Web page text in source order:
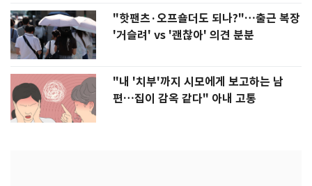
"핫팬츠·오프숄더도 되나?"…출근 복장
'거슬려' vs '괜찮아' 의견 분분
"내 '치부'까지 시모에게 보고하는 남
편…집이 감옥 같다" 아내 고통